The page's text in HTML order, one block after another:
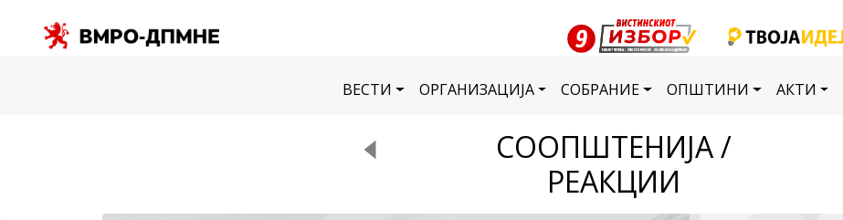
ВЕСТИ ОРГАНИЗАЦИЈА СОБРАНИЕ ОПШТИНИ АКТИ
СООПШТЕНИЈА /
РЕАКЦИИ